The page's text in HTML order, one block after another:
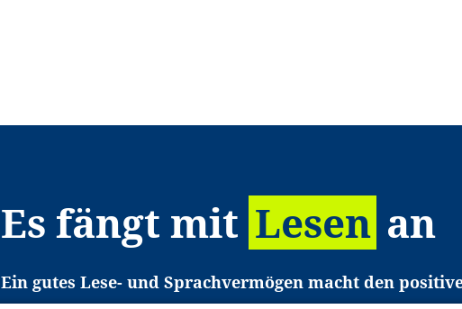
Es fängt mit Lesen an
Ein gutes Lese- und Sprachvermögen macht den